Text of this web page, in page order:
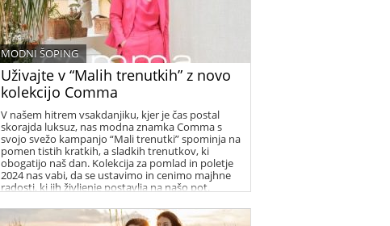
Uživajte v “Malih trenutkih” z novo
kolekcijo Comma
MODNI ŠOPING
V našem hitrem vsakdanjiku, kjer je čas postal
skorajda luksuz, nas modna znamka Comma s
svojo svežo kampanjo “Mali trenutki” spominja na
pomen tistih kratkih, a sladkih trenutkov, ki
obogatijo naš dan. Kolekcija za pomlad in poletje
2024 nas vabi, da se ustavimo in cenimo majhne
radosti, ki jih življenje postavlja na našo pot.